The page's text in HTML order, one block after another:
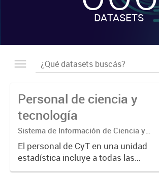
DATASETS
Personal de ciencia y
tecnología
Sistema de Información de Ciencia y
Tecnología Argentino (SICYTAR)
El personal de CyT en una unidad
estadística incluye a todas las
personas involucradas